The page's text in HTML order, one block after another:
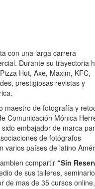
con una larga carrera
Durante su trayectoria
Hut, Axe, Maxim, KFC,
prestigiosas revistas y
maestro de fotografía y
Comunicación Mónica
sido embajador de marca
de fotógrafos
varios países de latino
compartir “Sin
de sus talleres,
de mas de 35 cursos